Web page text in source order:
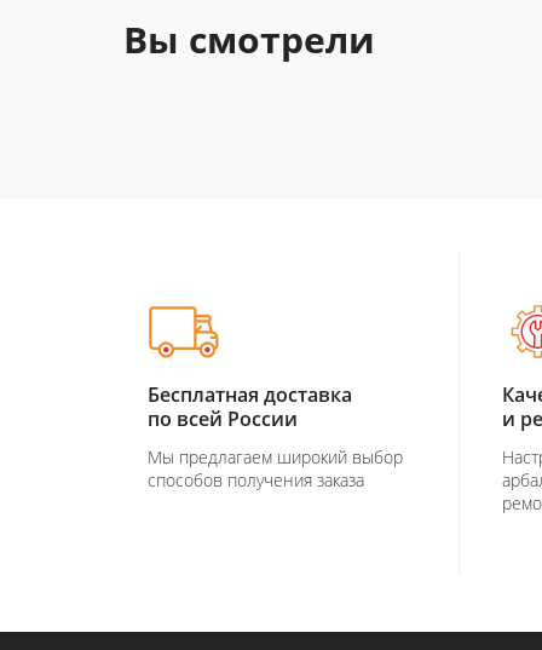
Вы смотрели
Бесплатная доставка
по всей России
Мы предлагаем широкий выбор
способов получения заказа
и